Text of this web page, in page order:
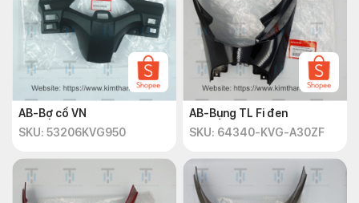
AB-Bợ cổ VN
SKU: 53206KVG950
AB-Bụng TL Fi đen
SKU: 64340-KVG-A30ZF